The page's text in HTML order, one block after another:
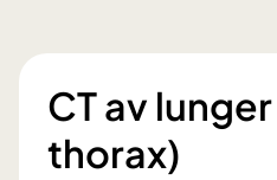
CT av
thorax)